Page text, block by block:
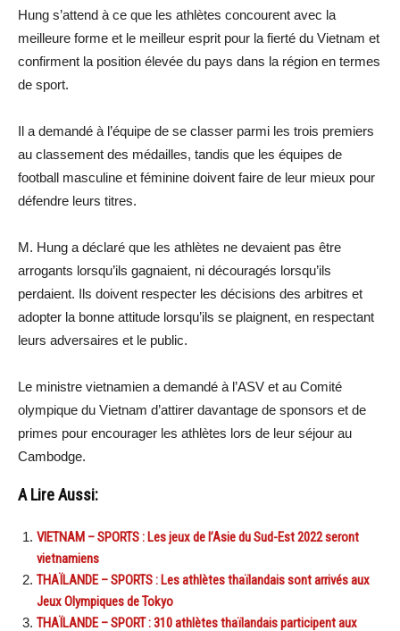
Hung s’attend à ce que les athlètes concourent avec la
meilleure forme et le meilleur esprit pour la fierté du Vietnam et
confirment la position élevée du pays dans la région en termes
de sport.
Il a demandé à l’équipe de se classer parmi les trois premiers
au classement des médailles, tandis que les équipes de
football masculine et féminine doivent faire de leur mieux pour
défendre leurs titres.
M. Hung a déclaré que les athlètes ne devaient pas être
arrogants lorsqu’ils gagnaient, ni découragés lorsqu’ils
perdaient. Ils doivent respecter les décisions des arbitres et
adopter la bonne attitude lorsqu’ils se plaignent, en respectant
leurs adversaires et le public.
Le ministre vietnamien a demandé à l’ASV et au Comité
olympique du Vietnam d’attirer davantage de sponsors et de
primes pour encourager les athlètes lors de leur séjour au
Cambodge.
A Lire Aussi:
VIETNAM – SPORTS : Les jeux de l’Asie du Sud-Est 2022 seront
vietnamiens
THAÏLANDE – SPORTS : Les athlètes thaïlandais sont arrivés aux
Jeux Olympiques de Tokyo
THAÏLANDE – SPORT : 310 athlètes thaïlandais participent aux